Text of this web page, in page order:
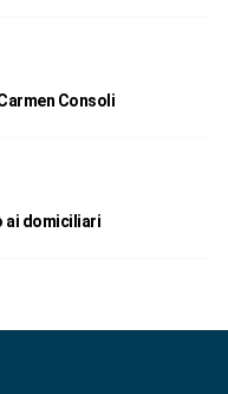
Consoli
ai domiciliari